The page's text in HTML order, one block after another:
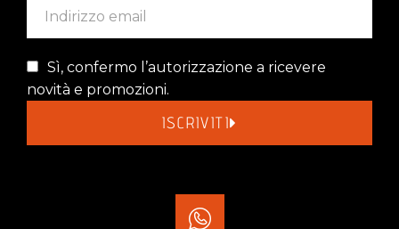
Sì, confermo l’autorizzazione a ricevere
novità e promozioni.
ISCRIVITI